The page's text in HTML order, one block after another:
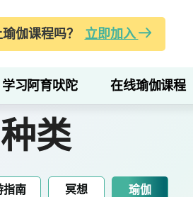
伽课程吗？ 立即加入
学习阿育吠陀 在线瑜伽课程
类
指南 冥想 瑜伽